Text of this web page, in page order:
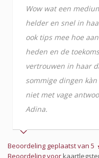
Wow wat een
helder en snel in
ook tips mee hoe
heden en de
vertrouwen in haar
sommige dingen
niet met vage
Adina.
Beoordeling geplaatst van 5
Beoordeling voor